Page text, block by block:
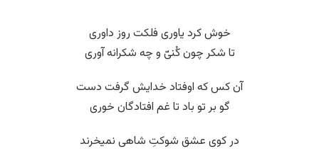
خوش کرد یاوری فلکت روز داوری
تا شکر چون کُنیّ و چه شکرانه آوری
آن کس که اوفتاد خدایش گرفت دست
گو بر تو باد تا غم افتادگان خوری
در کوی عشق شوکتِ شاهی نمیخرند